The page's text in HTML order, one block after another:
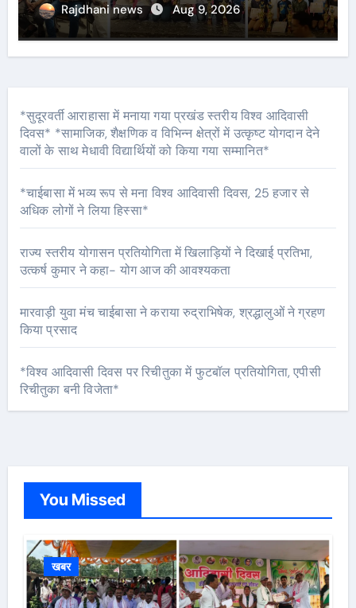
Rajdhani news Aug 9, 2026
*सुदूरवर्ती आराहासा में मनाया गया प्रखंड स्तरीय विश्व आदिवासी
दिवस* *सामाजिक, शैक्षणिक व विभिन्न क्षेत्रों में उत्कृष्ट योगदान देने
वालों के साथ मेधावी विद्यार्थियों को किया गया सम्मानित*
*चाईबासा में भव्य रूप से मना विश्व आदिवासी दिवस, 25 हजार से
अधिक लोगों ने लिया हिस्सा*
राज्य स्तरीय योगासन प्रतियोगिता में खिलाड़ियों ने दिखाई प्रतिभा,
उत्कर्ष कुमार ने कहा- योग आज की आवश्यकता
मारवाड़ी युवा मंच चाईबासा ने कराया रुद्राभिषेक, श्रद्धालुओं ने ग्रहण
किया प्रसाद
*विश्व आदिवासी दिवस पर रिचीतुका में फुटबॉल प्रतियोगिता, एपीसी
रिचीतुका बनी विजेता*
You Missed
खबर